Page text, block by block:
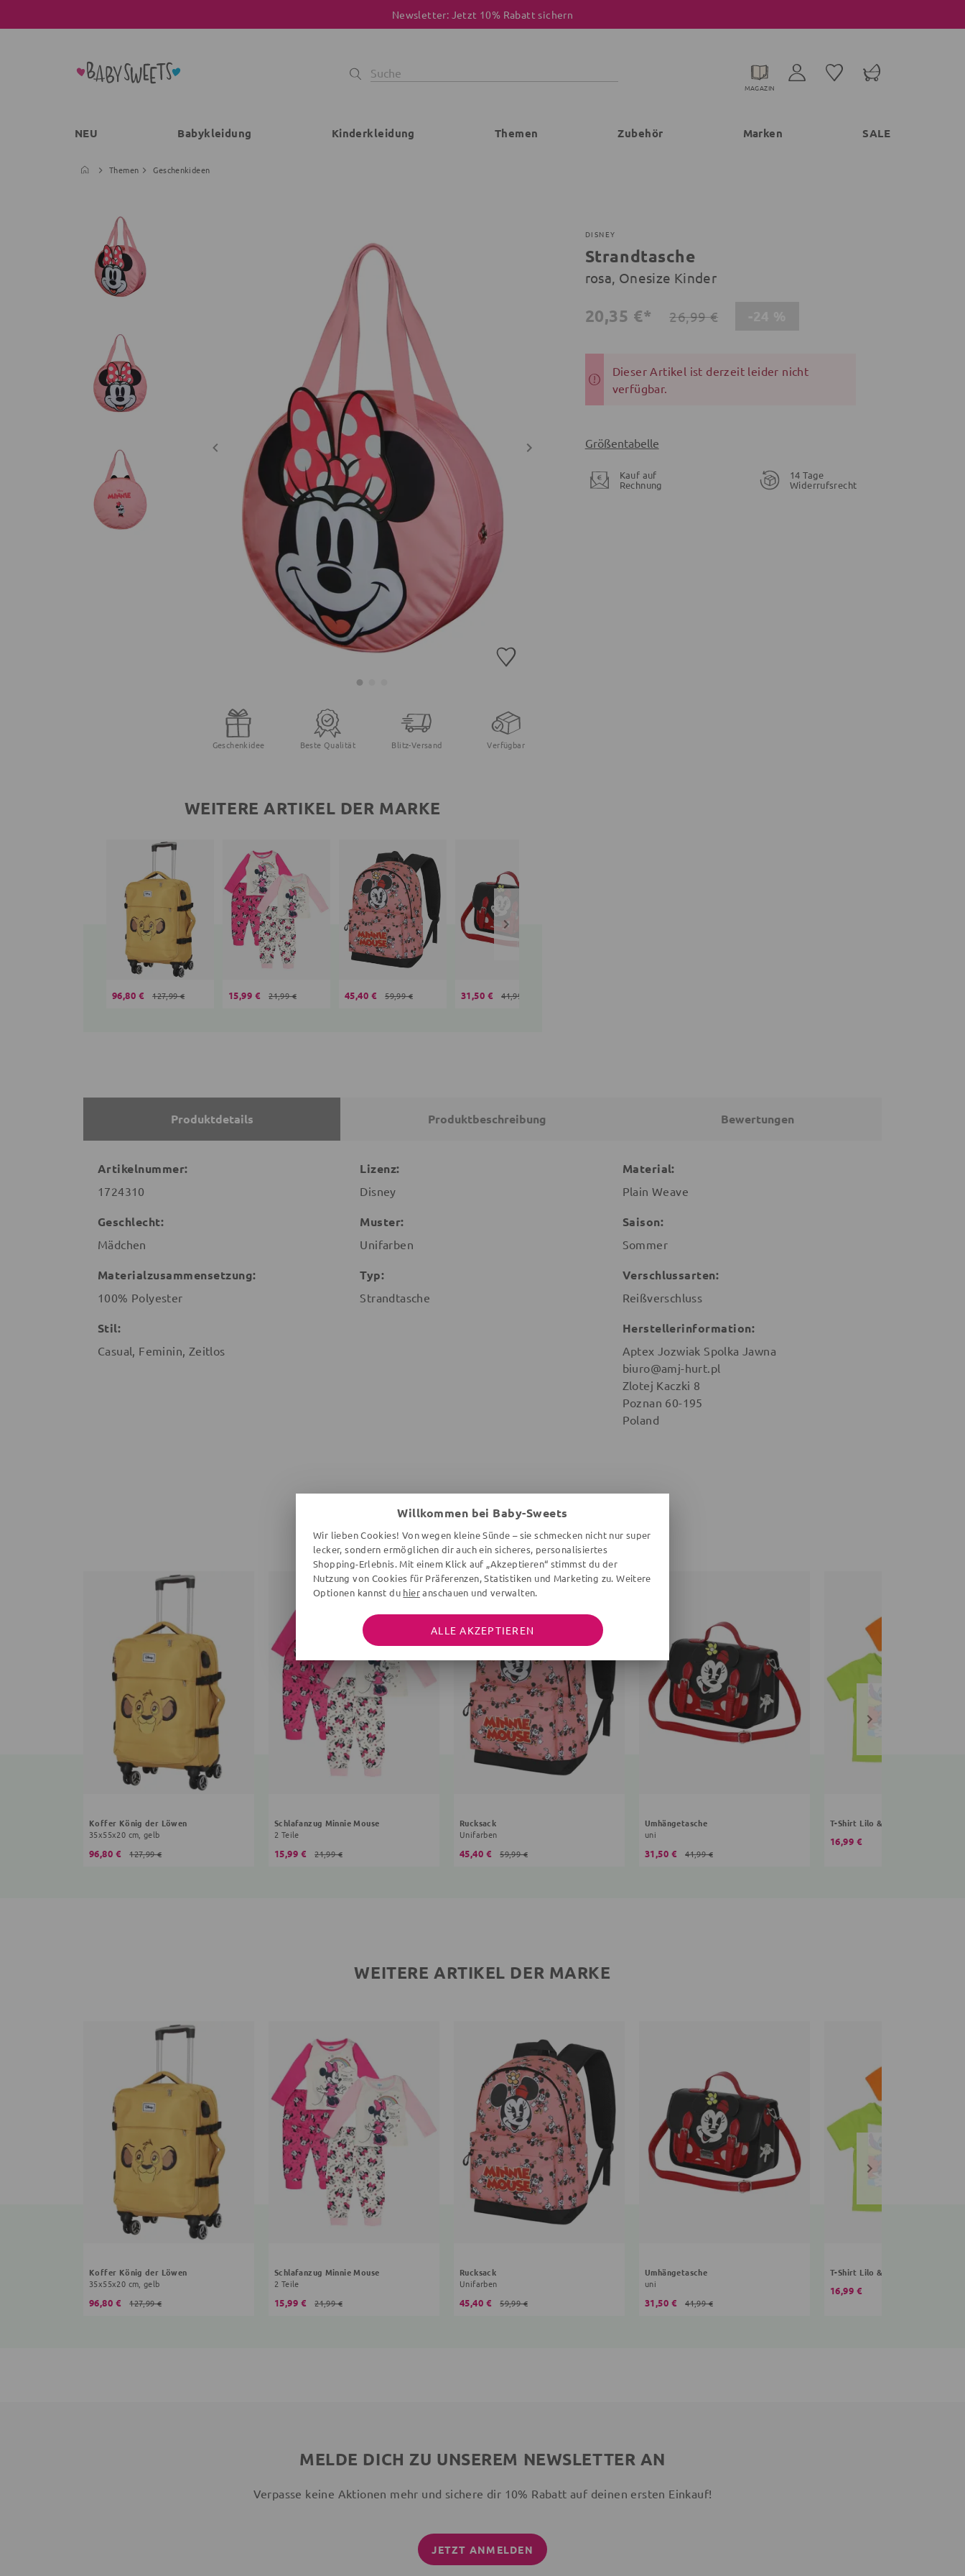
Newsletter: Jetzt 10% Rabatt sichern
MAGAZIN
NEU Babykleidung Kinderkleidung Themen Zubehör Marken SALE
Themen Geschenkideen
Geschenkidee Beste Qualität Blitz-Versand Verfügbar
WEITERE ARTIKEL DER MARKE
96,80 € 127,99 € 15,99 € 21,99 € 45,40 € 59,99 € 31,50 € 41,99 €
DISNEY
Strandtasche
rosa, Onesize Kinder
20,35 €* 26,99 €
Dieser Artikel ist derzeit leider nicht
verfügbar.
Größentabelle
Kauf auf
Rechnung
14 Tage
Widerrufsrecht
Produktdetails Produktbeschreibung Bewertungen
Artikelnummer:
1724310
Geschlecht:
Mädchen
Materialzusammensetzung:
100% Polyester
Stil:
Casual, Feminin, Zeitlos
Lizenz:
Disney
Muster:
Unifarben
Typ:
Strandtasche
Material:
Plain Weave
Saison:
Sommer
Verschlussarten:
Reißverschluss
Herstellerinformation:
Aptex Jozwiak Spolka Jawna
biuro@amj-hurt.pl
Zlotej Kaczki 8
Poznan 60-195
Poland
WEITERE ARTIKEL DER MARKE
Koffer König der Löwen
35x55x20 cm, gelb
96,80 € 127,99 €
Schlafanzug Minnie Mouse
2 Teile
15,99 € 21,99 €
Rucksack
Unifarben
45,40 € 59,99 €
Umhängetasche
uni
31,50 € 41,99 €
T-Shirt Lilo & Stitch
16,99 €
WEITERE ARTIKEL DER MARKE
Koffer König der Löwen
35x55x20 cm, gelb
96,80 € 127,99 €
Schlafanzug Minnie Mouse
2 Teile
15,99 € 21,99 €
Rucksack
Unifarben
45,40 € 59,99 €
Umhängetasche
uni
31,50 € 41,99 €
T-Shirt Lilo & Stitch
16,99 €
MELDE DICH ZU UNSEREM NEWSLETTER AN
Verpasse keine Aktionen mehr und sichere dir 10% Rabatt auf deinen ersten Einkauf!
JETZT ANMELDEN
Willkommen bei Baby-Sweets
Wir lieben Cookies! Von wegen kleine Sünde – sie schmecken nicht nur super
lecker, sondern ermöglichen dir auch ein sicheres, personalisiertes
Shopping-Erlebnis. Mit einem Klick auf „Akzeptieren“ stimmst du der
Nutzung von Cookies für Präferenzen, Statistiken und Marketing zu. Weitere
Optionen kannst du hieranschauen und verwalten.
ALLE AKZEPTIEREN